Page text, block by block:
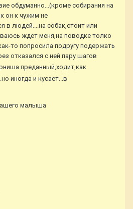
обдуманно...(кроме собирания на
он к чужим не
в людей....на собак,стоит или
ждет меня,на поводке толко
то попросила подругу подержать
отказался с ней пару шагов
преданный,ходит,как
иногда и кусает...в
малыша